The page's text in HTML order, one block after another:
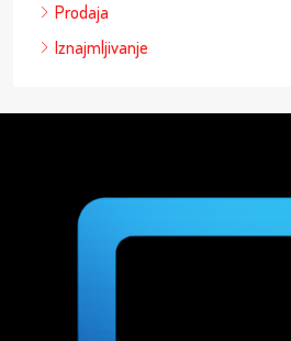
Prodaja
Iznajmljivanje